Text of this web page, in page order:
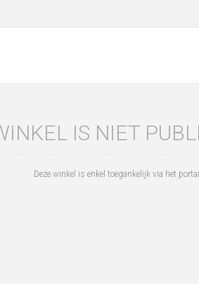
IS NIET
Deze winkel is enkel toegankelijk via het